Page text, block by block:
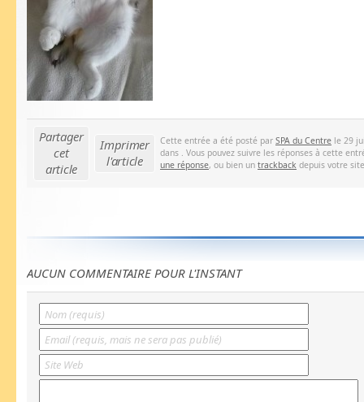
Partager
cet
article
Imprimer
l'article
Cette entrée a été posté par SPA du Centre le 29
dans . Vous pouvez suivre les réponses à cette
une réponse, ou bien un trackback depuis votre
AUCUN COMMENTAIRE POUR L'INSTANT